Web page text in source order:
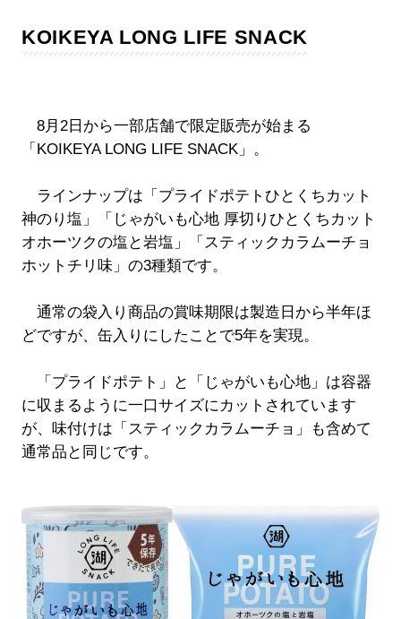
KOIKEYA LONG LIFE SNACK
8月2日から一部店舗で限定販売が始まる
「KOIKEYA LONG LIFE SNACK」。
ラインナップは「プライドポテトひとくちカット
神のり塩」「じゃがいも心地 厚切りひとくちカット
オホーツクの塩と岩塩」「スティックカラムーチョ
ホットチリ味」の3種類です。
通常の袋入り商品の賞味期限は製造日から半年ほ
どですが、缶入りにしたことで5年を実現。
「プライドポテト」と「じゃがいも心地」は容器
に収まるように一口サイズにカットされています
が、味付けは「スティックカラムーチョ」も含めて
通常品と同じです。